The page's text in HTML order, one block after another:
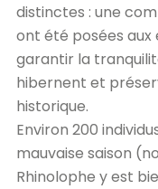
distinctes : une
ont été posées
garantir la
hibernent et
historique.
Environ 200
mauvaise saison
Rhinolophe y est